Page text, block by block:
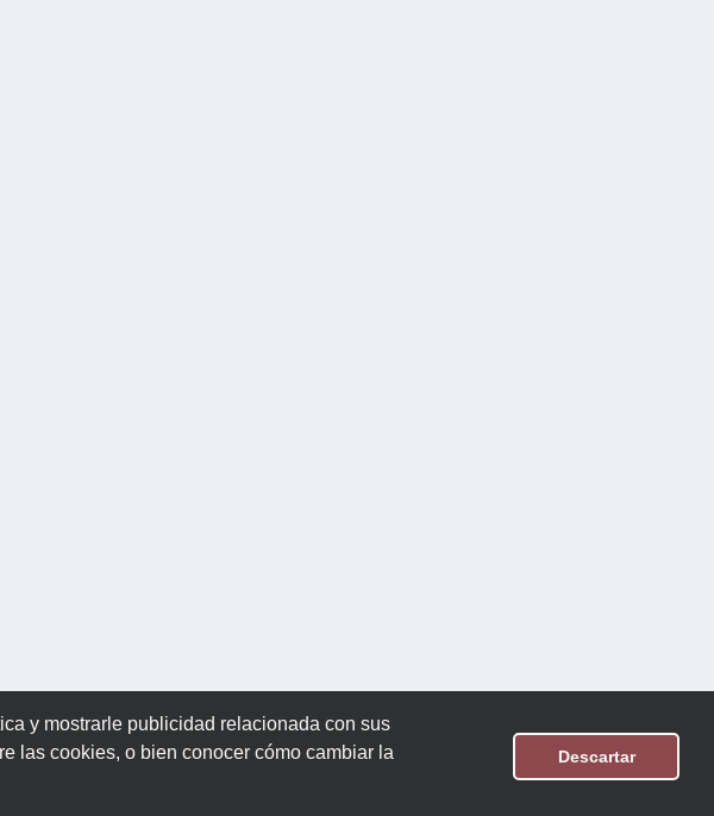
y mostrarle publicidad relacionada con sus
las cookies, o bien conocer cómo cambiar la
Descartar